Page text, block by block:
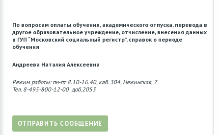
По вопросам оплаты обучения, академического отпуска, перевода в
другое образовательное учреждение, отчисление, внесения данных
в ГУП “Московский социальный регистр”, справок о периоде
обучения
Андреева Наталия Алексеевна
Режим работы: пн-пт 8.10-16.40, каб. 304, Нежинская, 7
Тел. 8-495-800-12-00 доб.2053
ОТПРАВИТЬ СООБЩЕНИЕ